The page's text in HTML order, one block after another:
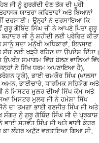
ਜੀ ਨੂੰ ਗੁਰਗੱਦੀ ਦੇਣ ਤੱਕ ਦੀ ਪੂਰੀ
ਯਾਤਰਾ ਕਵਿਤਾਵਾਂ ਅਤੇ ਬਿਆਨਾਂ
ਦਰਸਾਈ। ਉਨ੍ਹਾਂ ਨੇ ਦਰਸਾਇਆ ਕਿ
ਗੁਰੂ ਗੋਬਿੰਦ ਸਿੰਘ ਜੀ ਨੇ ਆਪਣੇ ਪਿਤਾ ਗੁਰੂ
ਜੀ ਨੂੰ ਸ਼ਹੀਦੀ ਲਈ ਪ੍ਰੇਰਿਤ ਕੀਤਾ
ਸਦਾ ਮਨੁੱਖੀ ਅਧਿਕਾਰਾਂ, ਇਨਸਾਫ਼
ਸੱਚ ਲਈ ਖੜ੍ਹੇ ਰਹਿਣ ਦਾ ਉਪਦੇਸ਼ ਦਿੱਤਾ।
ਉਪਰੰਤ ਸਮਾਗਮ ਵਿੱਚ ਬੋਲਣ ਵਾਲਿਆਂ
ਨੇ ਸਿੱਖ ਧਰਮ ਅਪਣਾਇਆ ਹੈ),
ਯੂਕੇ), ਭਾਈ ਚਮਕੌਰ ਸਿੰਘ (ਖਾਲਸਾ
ਅਮਨ, ਭਾਈਚਾਰੇ, ਧਾਰਮਿਕ ਸਹਿਯੋਗ ਅਤੇ
ਨੇ ਮਿਸਟਰ ਮੁਲਰ ਦੀਆਂ ਸਿੱਖ ਕੌਮ ਅਤੇ
ਮਿਸਟਰ ਮੁਲਰ ਜੀ ਨੇ ਹਮੇਸ਼ਾ ਸਿੱਖ
ਦਾ ਤਮਗਾ ਭਾਈ ਰਣਜੀਤ ਸਿੰਘ ਜੀ ਅਤੇ
ਸੰਗਤ ਨੂੰ ਗੁਰੂ ਗੋਬਿੰਦ ਸਿੰਘ ਜੀ ਦੇ ਪ੍ਰਕਾਸ਼
ਭਾਈ ਸਤਵੰਤ ਸਿੰਘ ਜੀ ਅਤੇ ਭਾਈ ਕੇਹਰ
ਕਾ ਲੰਗਰ ਅਟੁੱਟ ਵਰਤਾਇਆ ਗਿਆ ਸੀ,